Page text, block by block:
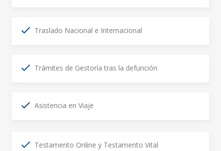
Traslado Nacional e Internacional
Trámites de Gestoría tras la defunción
Asistencia en Viaje
Testamento Online y Testamento Vital